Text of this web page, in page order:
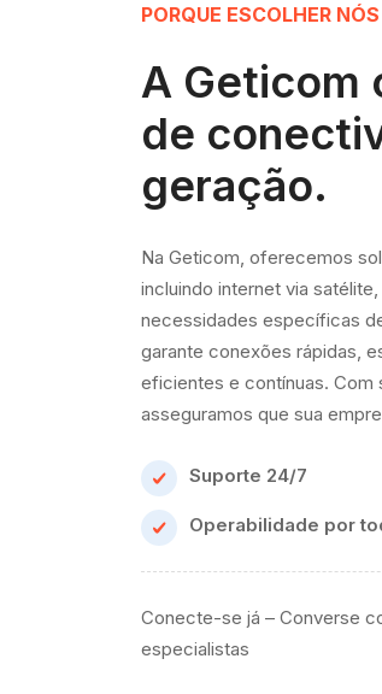
PORQUE ESCOLHER NÓS
A Geticom
de
geração.
Na Geticom, oferecemos
incluindo internet via
necessidades específicas
garante conexões rápidas,
eficientes e contínuas.
asseguramos que sua
Suporte 24/7
Operabilidade por
Conecte-se já – Converse
especialistas